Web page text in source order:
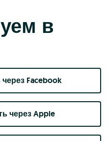
в
Facebook
через Apple